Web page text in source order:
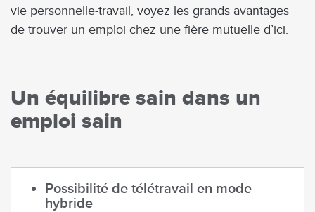
vie personnelle-travail, voyez les grands avantages
de trouver un emploi chez une fière mutuelle d’ici.
Un équilibre sain dans un
emploi sain
Possibilité de télétravail en mode
hybride